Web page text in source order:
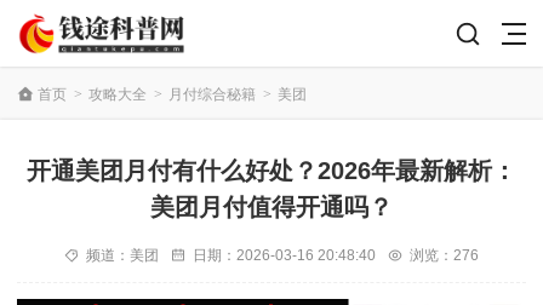
首页 > 攻略大全 > 月付综合秘籍 > 美团
开通美团月付有什么好处？2026年最新解析：
美团月付值得开通吗？
频道： 美团 日期： 2026-03-16 20:48:40 浏览：276